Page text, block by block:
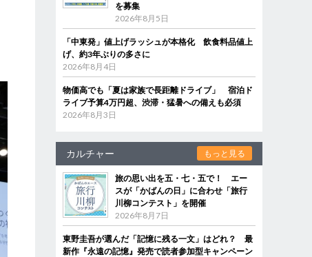
を募集
2026年8月5日
「中東発」値上げラッシュが本格化 飲食料品値上
げ、約3年ぶりの多さに
2026年8月4日
物価高でも「夏は家族で長距離ドライブ」 宿泊ド
ライブ予算4万円超、渋滞・猛暑への備えも必須
2026年8月3日
カルチャー もっと見る
旅の思い出を五・七・五で！ エー
スが「かばんの日」に合わせ「旅行
川柳コンテスト」を開催
2026年8月7日
東野圭吾が選んだ「記憶に残る一文」はどれ？ 最
新作『永遠の記憶』発売で読者参加型キャンペーン